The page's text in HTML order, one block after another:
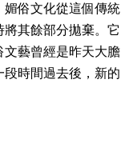
媚俗文化從這個傳統
其餘部分拋棄。它
藝曾經是昨天大膽
時間過去後，新的